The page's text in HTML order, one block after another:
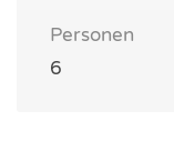
Personen
6